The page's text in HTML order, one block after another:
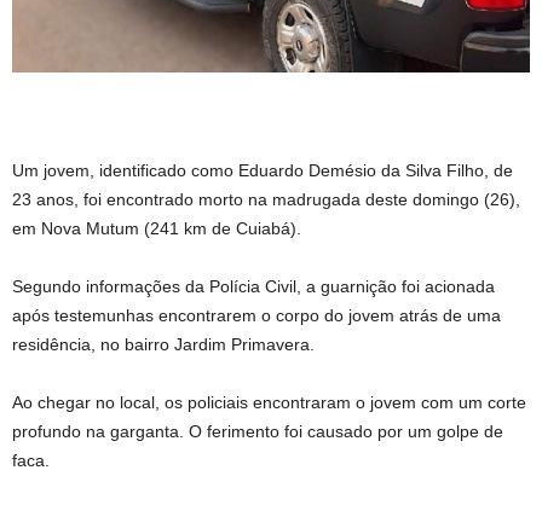
Um jovem, identificado como Eduardo Demésio da Silva Filho, de
23 anos, foi encontrado morto na madrugada deste domingo (26),
em Nova Mutum (241 km de Cuiabá).
Segundo informações da Polícia Civil, a guarnição foi acionada
após testemunhas encontrarem o corpo do jovem atrás de uma
residência, no bairro Jardim Primavera.
Ao chegar no local, os policiais encontraram o jovem com um corte
profundo na garganta. O ferimento foi causado por um golpe de
faca.